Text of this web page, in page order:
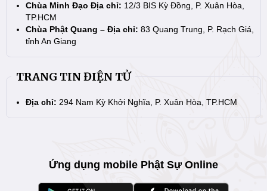
Chùa Minh Đạo Địa chỉ: 12/3 BIS Kỳ Đồng, P. Xuân Hòa,
TP.HCM
Chùa Phật Quang – Địa chỉ: 83 Quang Trung, P. Rạch Giá,
tỉnh An Giang
TRANG TIN ĐIỆN TỬ
Địa chỉ: 294 Nam Kỳ Khởi Nghĩa, P. Xuân Hòa, TP.HCM
Ứng dụng mobile Phật Sự Online